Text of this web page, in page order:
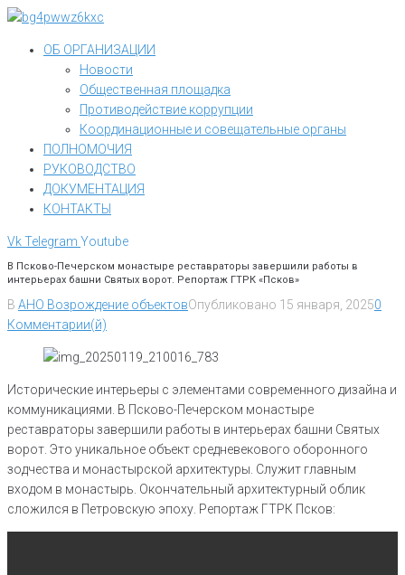
Перейти
контентуОБ ОРГАНИЗАЦИИ
Новости
Общественная площадка
Противодействие коррупции
Координационные и совещательные органы
ПОЛНОМОЧИЯ
РУКОВОДСТВО
ДОКУМЕНТАЦИЯ
КОНТАКТЫ
VkTelegram Youtube
В Псково-Печерском монастыре реставраторы завершили работы в
интерьерах башни Святых ворот. Репортаж ГТРК «Псков»
В АНО Возрождение объектовОпубликовано 15 января, 20250
Комментарии(й)
Исторические интерьеры с элементами современного дизайна и
коммуникациями. В Псково-Печерском монастыре
реставраторы завершили работы в интерьерах башни Святых
ворот. Это уникальное объект средневекового оборонного
зодчества и монастырской архитектуры. Служит главным
входом в монастырь. Окончательный архитектурный облик
сложился в Петровскую эпоху. Репортаж ГТРК Псков: